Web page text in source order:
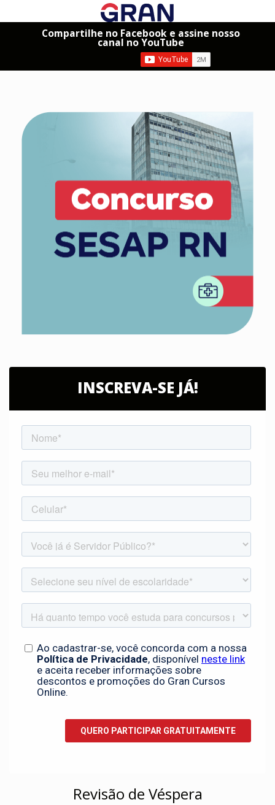
Compartilhe no Facebook e assine nosso
canal no YouTube
INSCREVA-SE JÁ!
Revisão de Véspera